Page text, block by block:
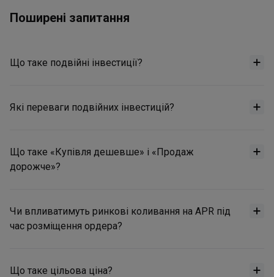
Поширені запитання
Що таке подвійні інвестиції?
Які переваги подвійних інвестицій?
Що таке «Купівля дешевше» і «Продаж
дорожче»?
Чи впливатимуть ринкові коливання на APR під
час розміщення ордера?
Що таке цільова ціна?